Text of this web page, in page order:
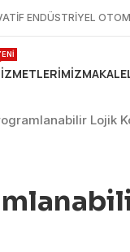
ENDÜSTRİYEL
Lojik